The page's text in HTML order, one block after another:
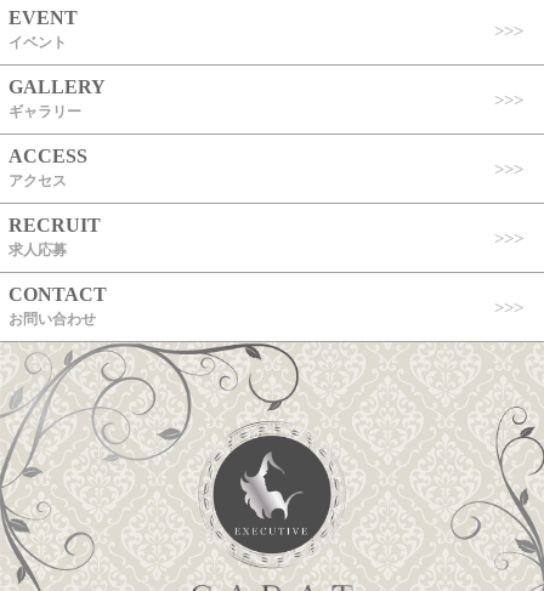
EVENT
イベント
GALLERY
ギャラリー
ACCESS
アクセス
RECRUIT
求人応募
CONTACT
お問い合わせ